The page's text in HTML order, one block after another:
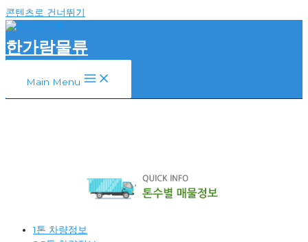
콘텐츠로 건너뛰기
한가람물류
Main Menu
1톤 차량정보